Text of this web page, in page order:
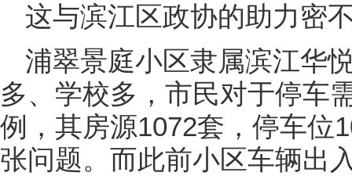
这与滨江区政协的助力密
浦翠景庭小区隶属滨江华
多、学校多，市民对于停车
例，其房源1072套，停车位
张问题。而此前小区车辆出